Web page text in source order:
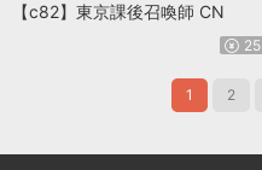
【c82】東京課後召喚師 CN
25
1 2